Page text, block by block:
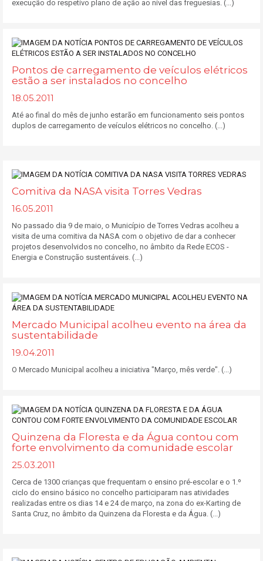
execução do respetivo plano de ação ao nível das freguesias. (...)
Pontos de carregamento de veículos elétricos
estão a ser instalados no concelho
18.05.2011
Até ao final do mês de junho estarão em funcionamento seis pontos
duplos de carregamento de veículos elétricos no concelho. (...)
Comitiva da NASA visita Torres Vedras
16.05.2011
No passado dia 9 de maio, o Município de Torres Vedras acolheu a
visita de uma comitiva da NASA com o objetivo de dar a conhecer
projetos desenvolvidos no concelho, no âmbito da Rede ECOS -
Energia e Construção sustentáveis. (...)
Mercado Municipal acolheu evento na área da
sustentabilidade
19.04.2011
O Mercado Municipal acolheu a iniciativa "Março, mês verde". (...)
Quinzena da Floresta e da Água contou com
forte envolvimento da comunidade escolar
25.03.2011
Cerca de 1300 crianças que frequentam o ensino pré-escolar e o 1.º
ciclo do ensino básico no concelho participaram nas atividades
realizadas entre os dias 14 e 24 de março, na zona do ex-Karting de
Santa Cruz, no âmbito da Quinzena da Floresta e da Água. (...)